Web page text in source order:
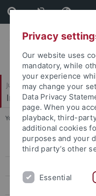
Skip
to
content
Skip
to
footer
Juristische Fakultät
Institut für
You are here: Startseite ...
Wissenschaft
Gäste
Privacy
Our website uses
mandatory, while
your experience
may change your
Data Privacy
page. When you
playback, third-
additional cookies
purposes and your
third party’s other
Essential